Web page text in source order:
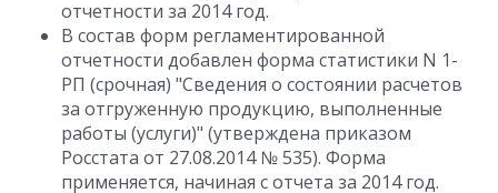
отчетности за 2014 год.
В состав форм регламентированной
отчетности добавлен форма статистики N 1-
РП (срочная) "Сведения о состоянии расчетов
за отгруженную продукцию, выполненные
работы (услуги)" (утверждена приказом
Росстата от 27.08.2014 № 535). Форма
применяется, начиная с отчета за 2014 год.